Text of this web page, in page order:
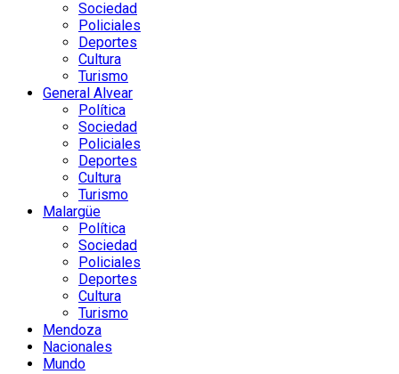
Sociedad
Policiales
Deportes
Cultura
Turismo
General Alvear
Política
Sociedad
Policiales
Deportes
Cultura
Turismo
Malargüe
Política
Sociedad
Policiales
Deportes
Cultura
Turismo
Mendoza
Nacionales
Mundo